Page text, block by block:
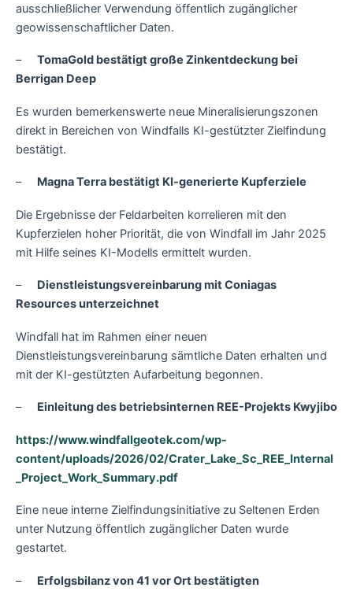
ausschließlicher Verwendung öffentlich zugänglicher
geowissenschaftlicher Daten.
– TomaGold bestätigt große Zinkentdeckung bei
Berrigan Deep
Es wurden bemerkenswerte neue Mineralisierungszonen
direkt in Bereichen von Windfalls KI-gestützter Zielfindung
bestätigt.
– Magna Terra bestätigt KI-generierte Kupferziele
Die Ergebnisse der Feldarbeiten korrelieren mit den
Kupferzielen hoher Priorität, die von Windfall im Jahr 2025
mit Hilfe seines KI-Modells ermittelt wurden.
– Dienstleistungsvereinbarung mit Coniagas
Resources unterzeichnet
Windfall hat im Rahmen einer neuen
Dienstleistungsvereinbarung sämtliche Daten erhalten und
mit der KI-gestützten Aufarbeitung begonnen.
– Einleitung des betriebsinternen REE-Projekts Kwyjibo
https://www.windfallgeotek.com/wp-
content/uploads/2026/02/Crater_Lake_Sc_REE_Internal
_Project_Work_Summary.pdf
Eine neue interne Zielfindungsinitiative zu Seltenen Erden
unter Nutzung öffentlich zugänglicher Daten wurde
gestartet.
– Erfolgsbilanz von 41 vor Ort bestätigten